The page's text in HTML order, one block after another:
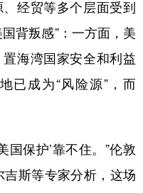
经贸等多个层面受到
背叛感”：一方面，美
海湾国家安全和利益
已成为“风险源”，而
保护’靠不住。”伦敦
吉斯等专家分析，这场